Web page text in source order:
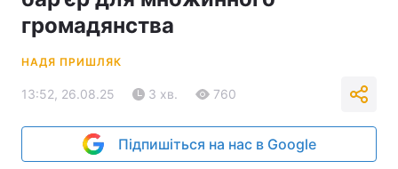
громадянства
НАДЯ ПРИШЛЯК
13:52, 26.08.25 3 хв. 760
Підпишіться на нас в Google